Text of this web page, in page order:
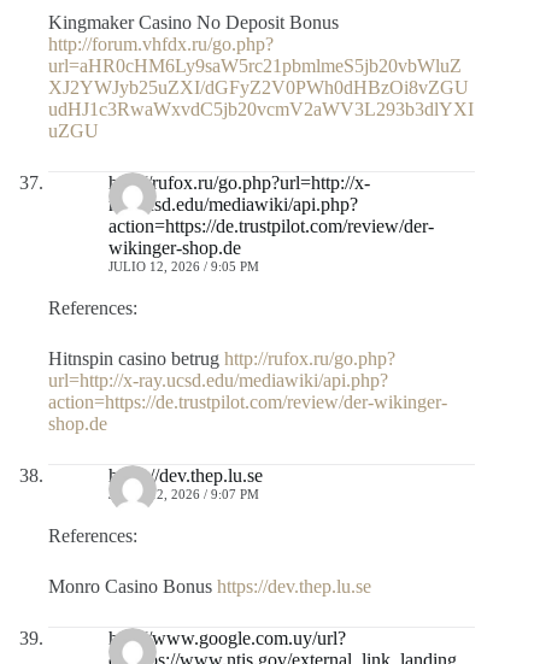
Kingmaker Casino No Deposit Bonus
http://forum.vhfdx.ru/go.php?
url=aHR0cHM6Ly9saW5rc21pbmlmeS5jb20vbWluZ
XJ2YWJyb25uZXI/dGFyZ2V0PWh0dHBzOi8vZGU
udHJ1c3RwaWxvdC5jb20vcmV2aWV3L293b3dlYXI
uZGU
http://rufox.ru/go.php?url=http://x-
ray.ucsd.edu/mediawiki/api.php?
action=https://de.trustpilot.com/review/der-
wikinger-shop.de
JULIO 12, 2026 / 9:05 PM
References:
Hitnspin casino betrug http://rufox.ru/go.php?
url=http://x-ray.ucsd.edu/mediawiki/api.php?
action=https://de.trustpilot.com/review/der-wikinger-
shop.de
https://dev.thep.lu.se
JULIO 12, 2026 / 9:07 PM
References:
Monro Casino Bonus https://dev.thep.lu.se
http://www.google.com.uy/url?
q=https://www.ntis.gov/external_link_landing_